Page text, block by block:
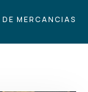
MERCANCIAS